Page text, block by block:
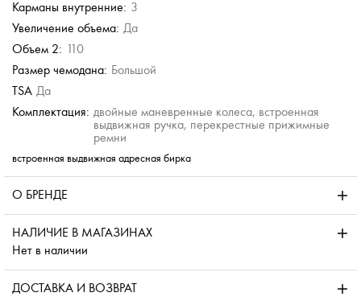
Карманы внутренние: 3
Увеличение объема: Да
Объем 2: 110
Размер чемодана: Большой
TSA Да
Комплектация: двойные маневренные колеса, встроенная
выдвижная ручка, перекрестные прижимные
ремни
встроенная выдвижная адресная бирка
О БРЕНДЕ
НАЛИЧИЕ В МАГАЗИНАХ
Нет в наличии
ДОСТАВКА И ВОЗВРАТ